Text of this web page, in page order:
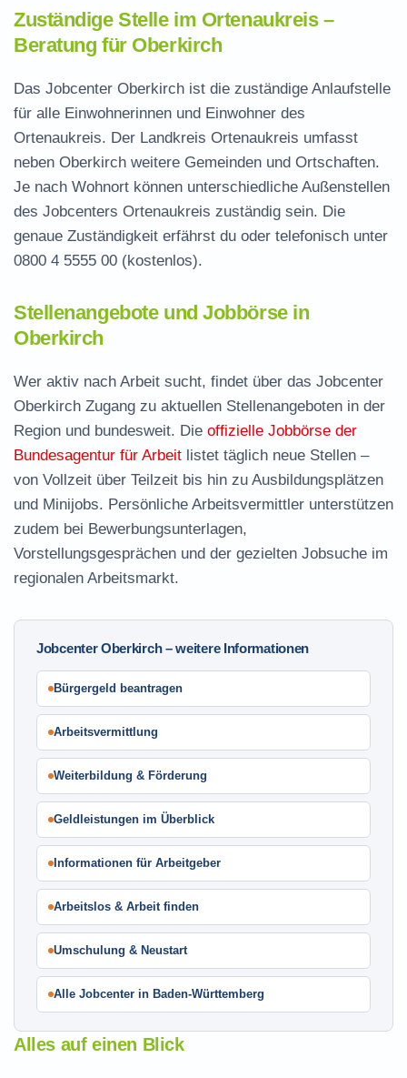
Zuständige Stelle im Ortenaukreis –
Beratung für Oberkirch
Das Jobcenter Oberkirch ist die zuständige Anlaufstelle
für alle Einwohnerinnen und Einwohner des
Ortenaukreis. Der Landkreis Ortenaukreis umfasst
neben Oberkirch weitere Gemeinden und Ortschaften.
Je nach Wohnort können unterschiedliche Außenstellen
des Jobcenters Ortenaukreis zuständig sein. Die
genaue Zuständigkeit erfährst du oder telefonisch unter
0800 4 5555 00 (kostenlos).
Stellenangebote und Jobbörse in
Oberkirch
Wer aktiv nach Arbeit sucht, findet über das Jobcenter
Oberkirch Zugang zu aktuellen Stellenangeboten in der
Region und bundesweit. Die offizielle Jobbörse der
Bundesagentur für Arbeit listet täglich neue Stellen –
von Vollzeit über Teilzeit bis hin zu Ausbildungsplätzen
und Minijobs. Persönliche Arbeitsvermittler unterstützen
zudem bei Bewerbungsunterlagen,
Vorstellungsgesprächen und der gezielten Jobsuche im
regionalen Arbeitsmarkt.
Jobcenter Oberkirch – weitere Informationen
Bürgergeld beantragen
Arbeitsvermittlung
Weiterbildung & Förderung
Geldleistungen im Überblick
Informationen für Arbeitgeber
Arbeitslos & Arbeit finden
Umschulung & Neustart
Alle Jobcenter in Baden-Württemberg
Alles auf einen Blick